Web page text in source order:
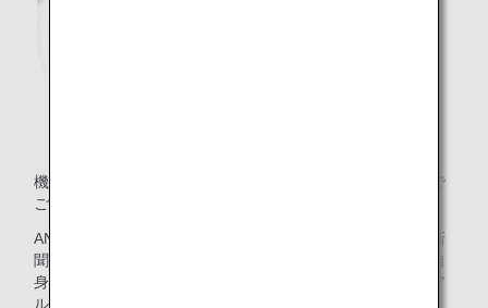
機内誌「翼の王国」や雑誌・新聞をご自身のデジタル端末で
ご覧いただけるサービスをご紹介いたします。
ANAグループ機内誌「翼の王国」や機内サービスの雑誌・新
聞は、紙冊子での提供から、ANAアプリを通じてお客様ご自
身のデジタル端末でご利用いただけるサービスへリニューア
ルしました。